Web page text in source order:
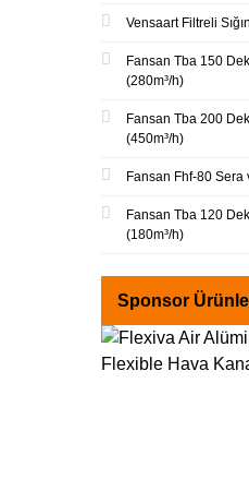
Vensaart Filtreli
Fansan Tba 150
(280m³/h)
Fansan Tba 200
(450m³/h)
Fansan Fhf-80 Sera
Fansan Tba 120
(180m³/h)
Sponsor